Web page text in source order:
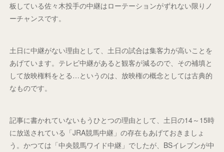
板している佐々木投手の中継はローテーションがずれない限りノ
ーチャンスです。
土日に中継がない理由として、土日の試合は集客力が高いことを
あげています。テレビ中継があると観客が減るので、その補填と
して放映権料をとる…というのは、放映権の概念としては古典的
なものです。
記事に書かれていないもうひとつの理由として、土日の14～15時
に放送されている「JRA競馬中継」の存在もあげておきましょ
う。かつては「中央競馬ワイド中継」でしたが、BSイレブンが中